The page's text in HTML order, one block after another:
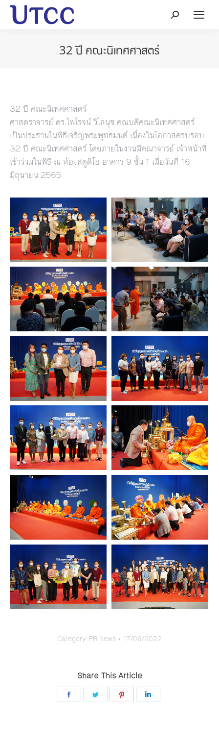
Search:
32 ปี คณะนิเทศศาสตร์
32 ปี คณะนิเทศศาสตร์
ศาสตราจารย์ ดร.ไพโรจน์ วิไลนุช คณบดีคณะนิเทศศาสตร์
เป็นประธานในพิธีเจริญพระพุทธมนต์ เนื่องในโอกาสครบรอบ
32 ปี คณะนิเทศศาสตร์ โดยภายในงานมีคณาจารย์ เจ้าหน้าที่
เข้าร่วมในพิธี ณ ห้องสตูดิโอ อาคาร 9 ชั้น 1 เมื่อวันที่ 16
มิถุนายน 2565
Category: PR News 17/06/2022
Share This Article
Share
Share
Share